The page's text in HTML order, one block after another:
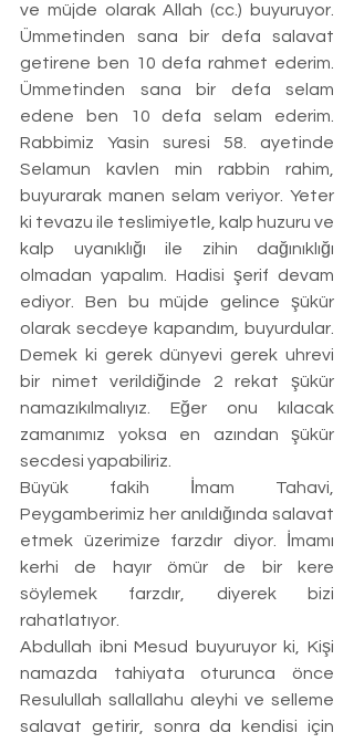
ve müjde olarak Allah (cc.) buyuruyor.
Ümmetinden sana bir defa salavat
getirene ben 10 defa rahmet ederim.
Ümmetinden sana bir defa selam
edene ben 10 defa selam ederim.
Rabbimiz Yasin suresi 58. ayetinde
Selamun kavlen min rabbin rahim,
buyurarak manen selam veriyor. Yeter
ki tevazu ile teslimiyetle, kalp huzuru ve
kalp uyanıklığı ile zihin dağınıklığı
olmadan yapalım. Hadisi şerif devam
ediyor. Ben bu müjde gelince şükür
olarak secdeye kapandım, buyurdular.
Demek ki gerek dünyevi gerek uhrevi
bir nimet verildiğinde 2 rekat şükür
namazıkılmalıyız. Eğer onu kılacak
zamanımız yoksa en azından şükür
secdesi yapabiliriz.
Büyük fakih İmam Tahavi,
Peygamberimiz her anıldığında salavat
etmek üzerimize farzdır diyor. İmamı
kerhi de hayır ömür de bir kere
söylemek farzdır, diyerek bizi
rahatlatıyor.
Abdullah ibni Mesud buyuruyor ki, Kişi
namazda tahiyata oturunca önce
Resulullah sallallahu aleyhi ve selleme
salavat getirir, sonra da kendisi için